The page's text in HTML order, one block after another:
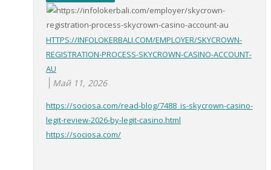
HTTPS://INFOLOKERBALI.COM/EMPLOYER/SKYCROWN-
REGISTRATION-PROCESS-SKYCROWN-CASINO-ACCOUNT-
AU
Май 11, 2026
https://sociosa.com/read-blog/7488_is-skycrown-casino-
legit-review-2026-by-legit-casino.html
https://sociosa.com/